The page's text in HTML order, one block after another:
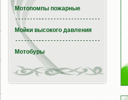
Мотопомпы пожарные
Мойки высокого давления
Мотобуры